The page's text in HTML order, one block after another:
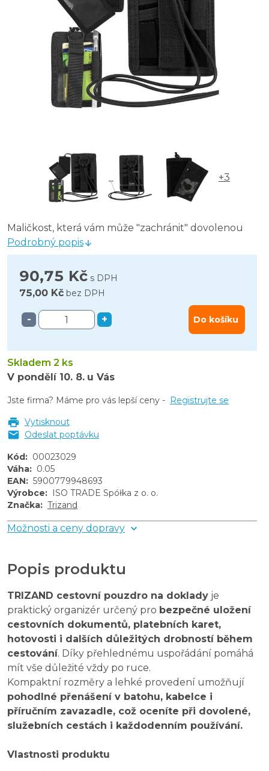
+3
Maličkost, která vám může "zachránit" dovolenou
Podrobný popis
90,75 Kč s DPH
75,00 Kč bez DPH
- + Do košíku
Skladem 2 ks
V pondělí 10. 8. u Vás
Jste firma? Máme pro vás lepší ceny -
Registrujte se
Vytisknout
Odeslat poptávku
Kód: 00023029
Váha: 0.05
EAN: 5900779948693
Výrobce: ISO TRADE Spółka z o. o.
Značka: Trizand
Možnosti a ceny dopravy
Popis produktu
TRIZAND cestovní pouzdro na doklady je
praktický organizér určený pro bezpečné uložení
cestovních dokumentů, platebních karet,
hotovosti i dalších důležitých drobností během
cestování. Díky přehlednému uspořádání pomáhá
mít vše důležité vždy po ruce.
Kompaktní rozměry a lehké provedení umožňují
pohodlné přenášení v batohu, kabelce i
příručním zavazadle, což oceníte při dovolené,
služebních cestách i každodenním používání.
Vlastnosti produktu